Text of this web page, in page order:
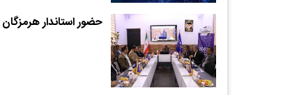
حضور استاندار